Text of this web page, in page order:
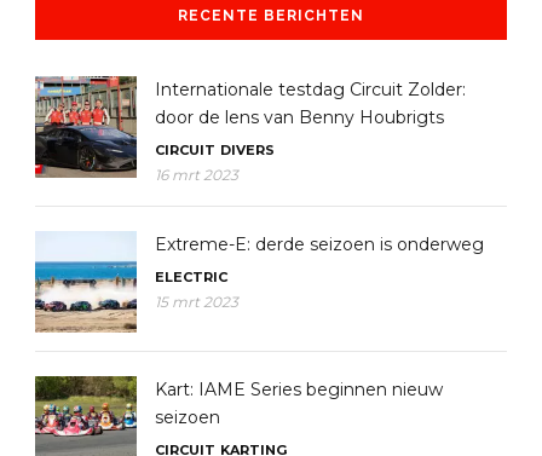
RECENTE BERICHTEN
Internationale testdag Circuit Zolder:
door de lens van Benny Houbrigts
CIRCUIT DIVERS
16 mrt 2023
Extreme-E: derde seizoen is onderweg
ELECTRIC
15 mrt 2023
Kart: IAME Series beginnen nieuw
seizoen
CIRCUIT KARTING